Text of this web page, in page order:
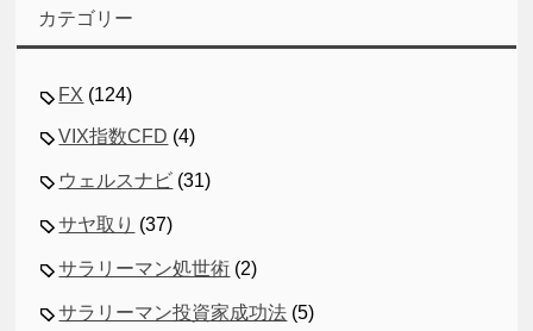
カテゴリー
FX (124)
VIX指数CFD (4)
ウェルスナビ (31)
サヤ取り (37)
サラリーマン処世術 (2)
サラリーマン投資家成功法 (5)